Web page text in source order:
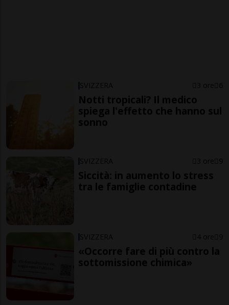
SVIZZERA 3 ore 6
Notti tropicali? Il medico
spiega l'effetto che hanno sul
sonno
SVIZZERA 3 ore 9
Siccità: in aumento lo stress
tra le famiglie contadine
SVIZZERA 4 ore 9
«Occorre fare di più contro la
sottomissione chimica»